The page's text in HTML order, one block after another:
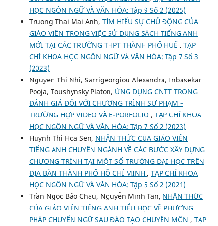
HỌC NGÔN NGỮ VÀ VĂN HÓA: Tập 9 Số 2 (2025)
Truong Thai Mai Anh, TÌM HIỂU SỰ CHỦ ĐỘNG CỦA
GIÁO VIÊN TRONG VIỆC SỬ DỤNG SÁCH TIẾNG ANH
MỚI TẠI CÁC TRƯỜNG THPT THÀNH PHỐ HUẾ , TẠP
CHÍ KHOA HỌC NGÔN NGỮ VÀ VĂN HÓA: Tập 7 Số 3
(2023)
Nguyen Thi Nhi, Sarrigeorgiou Alexandra, Inbasekar
Pooja, Toushynsky Platon, ỨNG DỤNG CNTT TRONG
ĐÁNH GIÁ ĐỐI VỚI CHƯƠNG TRÌNH SƯ PHẠM –
TRƯỜNG HỢP VIDEO VÀ E-PORFOLIO , TẠP CHÍ KHOA
HỌC NGÔN NGỮ VÀ VĂN HÓA: Tập 7 Số 2 (2023)
Huynh Thi Hoa Sen, NHẬN THỨC CỦA GIÁO VIÊN
TIẾNG ANH CHUYÊN NGÀNH VỀ CÁC BƯỚC XÂY DỰNG
CHƯƠNG TRÌNH TẠI MỘT SỐ TRƯỜNG ĐẠI HỌC TRÊN
ĐỊA BÀN THÀNH PHỐ HỒ CHÍ MINH , TẠP CHÍ KHOA
HỌC NGÔN NGỮ VÀ VĂN HÓA: Tập 5 Số 2 (2021)
Trần Ngọc Bảo Châu, Nguyễn Minh Tân, NHẬN THỨC
CỦA GIÁO VIÊN TIẾNG ANH TIỂU HỌC VỀ PHƯƠNG
PHÁP CHUYỂN NGỮ SAU ĐÀO TẠO CHUYÊN MÔN , TẠP